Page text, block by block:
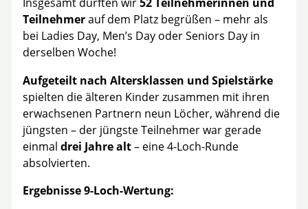
Teilnehmerauf dem Platz begrüßen – mehr als
bei Ladies Day, Men’s Day oder Seniors Day in
derselben Woche!
Aufgeteilt nach Altersklassen und Spielstärke
spielten die älteren Kinder zusammen mit ihren
erwachsenen Partnern neun Löcher, während die
jüngsten – der jüngste Teilnehmer war gerade
einmaldrei Jahre alt– eine 4-Loch-Runde
absolvierten.
Ergebnisse 9-Loch-Wertung: